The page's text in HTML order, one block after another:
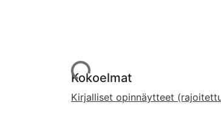
Ladataan...
Kokoelmat
Kirjalliset opinnäytteet